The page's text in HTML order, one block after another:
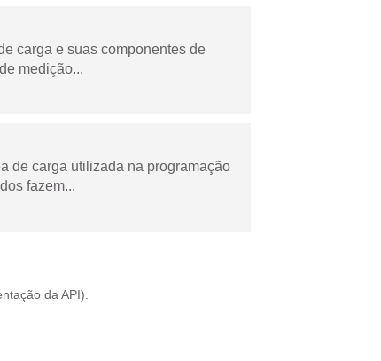
carga e suas componentes de
medição...
de carga utilizada na programação
fazem...
da API ).